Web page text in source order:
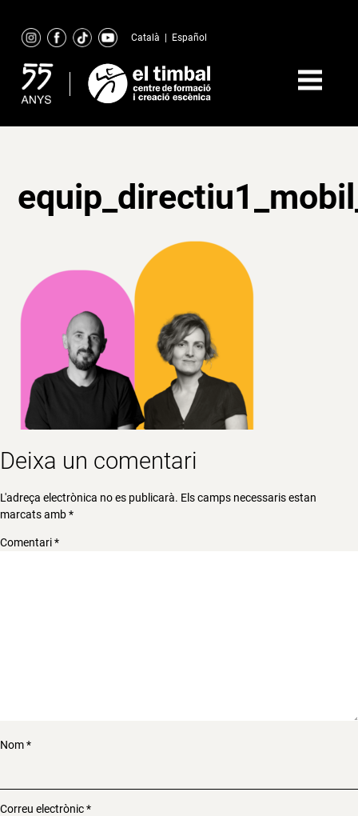
content
Català Español
Deixa un comentari
L'adreça electrònica no es publicarà. Els camps necessaris estan
marcats amb*
Comentari*
Nom*
Correu electrònic*